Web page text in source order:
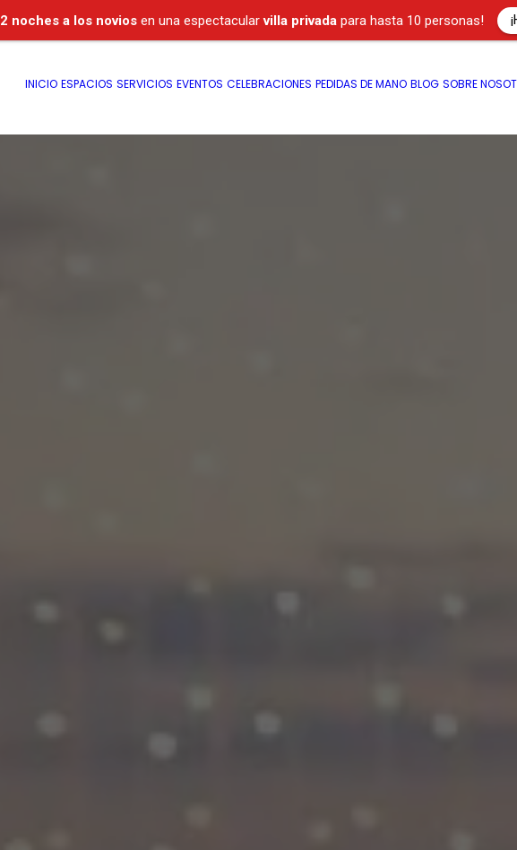
INICIO ESPACIOS SERVICIOS EVENTOS CELEBRACIONES PEDIDAS DE MANO BLOG SOBRE
2 noches a los noviosen una espectacularvilla privadapara hasta 10 personas!